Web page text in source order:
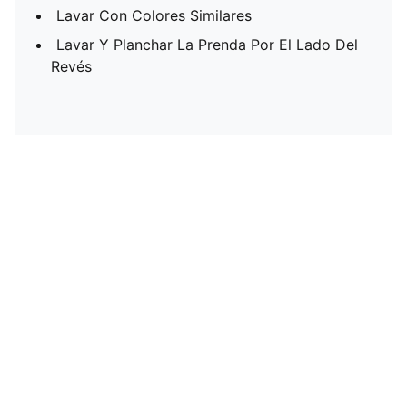
Lavar Con Colores Similares
Lavar Y Planchar La Prenda Por El Lado Del
Revés